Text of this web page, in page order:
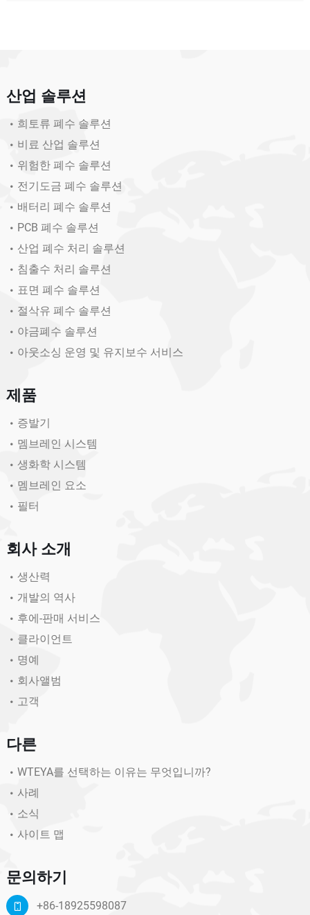
산업 솔루션
희토류 폐수 솔루션
비료 산업 솔루션
위험한 폐수 솔루션
전기도금 폐수 솔루션
배터리 폐수 솔루션
PCB 폐수 솔루션
산업 폐수 처리 솔루션
침출수 처리 솔루션
표면 폐수 솔루션
절삭유 폐수 솔루션
야금폐수 솔루션
아웃소싱 운영 및 유지보수 서비스
제품
증발기
멤브레인 시스템
생화학 시스템
멤브레인 요소
필터
회사 소개
생산력
개발의 역사
후에-판매 서비스
클라이언트
명예
회사앨범
고객
다른
WTEYA를 선택하는 이유는 무엇입니까?
사례
소식
사이트 맵
문의하기
+86-18925598087